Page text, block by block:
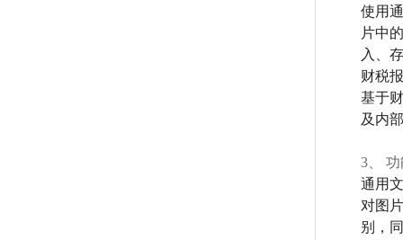
使用
片中
入、
财税
基于
及内
3、 功
通用
对图
别，